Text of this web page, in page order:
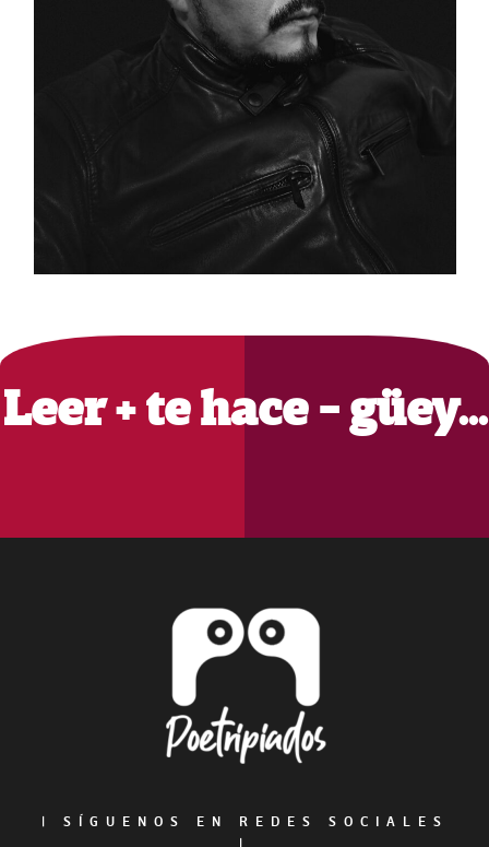
Primary
Sidebar
Leer + te hace - güey…
|
SÍGUENOS EN REDES SOCIALES
|